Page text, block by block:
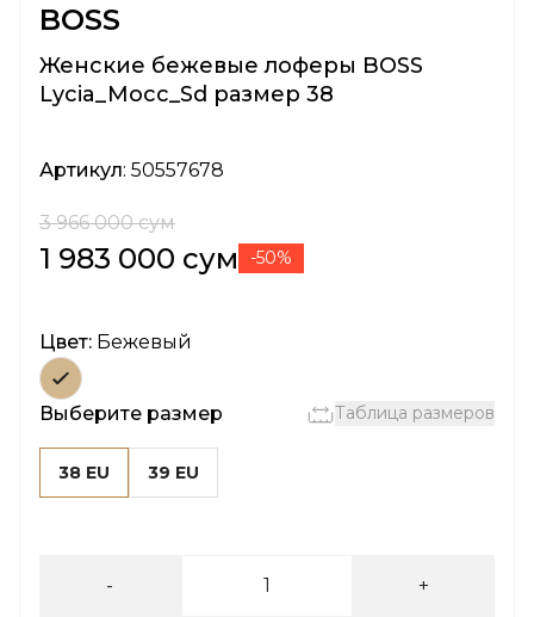
BOSS
Женские бежевые лоферы BOSS
Lycia_Mocc_Sd размер 38
Артикул: 50557678
3 966 000 сум
1 983 000 сум -50%
Цвет: Бежевый
Выберите размер Таблица размеров
38 EU 39 EU
- +